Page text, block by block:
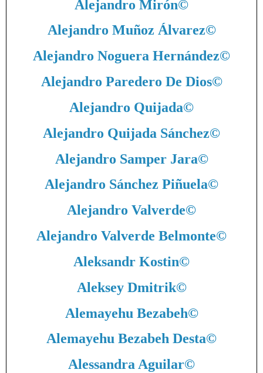
Alejandro Mirón©
Alejandro Muñoz Álvarez©
Alejandro Noguera Hernández©
Alejandro Paredero De Dios©
Alejandro Quijada©
Alejandro Quijada Sánchez©
Alejandro Samper Jara©
Alejandro Sánchez Piñuela©
Alejandro Valverde©
Alejandro Valverde Belmonte©
Aleksandr Kostin©
Aleksey Dmitrik©
Alemayehu Bezabeh©
Alemayehu Bezabeh Desta©
Alessandra Aguilar©